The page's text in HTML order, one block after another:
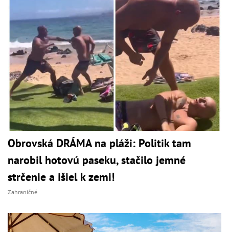
Obrovská DRÁMA na pláži: Politik tam
narobil hotovú paseku, stačilo jemné
strčenie a išiel k zemi!
Zahraničné